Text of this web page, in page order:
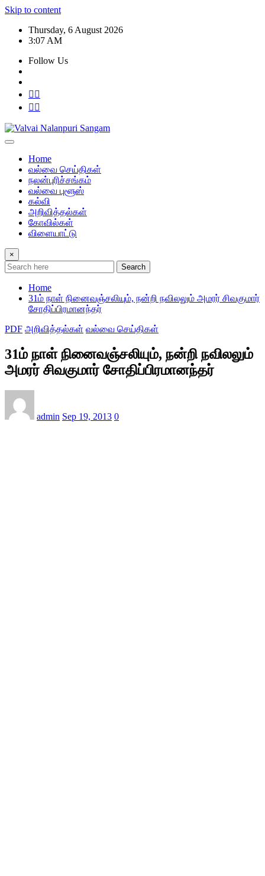
Skip to content
Thursday, 6 August 2026
3:07 AM
Follow Us
Home
வல்வை செய்திகள்
நலன்புரிச்சங்கம்
வல்வை புளூஸ்
கல்வி
அறிவித்தல்கள்
கோவில்கள்
விளையாட்டு
×
Search
Home
31ம் நாள் நினைவஞ்சலியும், நன்றி நவிலலும் அமரர் சிவகுமார்
சோதிப்பிரமானந்தர்
PDF அறிவித்தல்கள் வல்வை செய்திகள்
31ம் நாள் நினைவஞ்சலியும், நன்றி நவிலலும்
அமரர் சிவகுமார் சோதிப்பிரமானந்தர்
admin Sep 19, 2013 0